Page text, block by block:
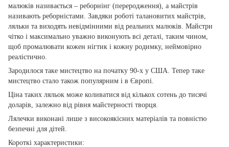
малюків називається – реборнінг (переродження), а майстрів
називають реборністами. Завдяки роботі талановитих майстрів,
ляльки та виходять невідмінними від реальних малюків. Майстри
чітко і максимально уважно виконують всі деталі, таким чином,
щоб промалювати кожен нігтик і кожну родимку, неймовірно
реалістично.
Зародилося таке мистецтво на початку 90-х у США. Тепер таке
мистецтво стало також популярним і в Європі.
Ціна таких ляльок може коливатися від кількох сотень до тисячі
доларів, залежно від рівня майстерності творця.
Лялечки виконані лише з високоякісних матеріалів та повністю
безпечні для дітей.
Короткі характеристики: